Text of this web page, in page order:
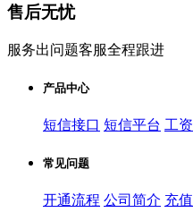
售后无忧
服务出问题客服全程跟进
产品中心
短信接口 短信平台 工
常见问题
开通流程 公司简介 充